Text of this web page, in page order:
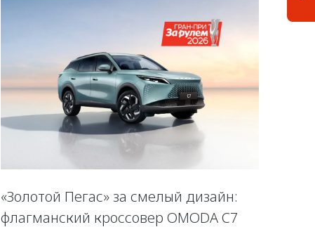
«Золотой Пегас» за смелый дизайн:
флагманский кроссовер OMODA C7